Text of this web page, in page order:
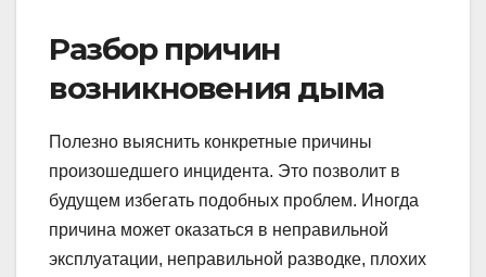
Разбор причин
возникновения дыма
Полезно выяснить конкретные причины
произошедшего инцидента. Это позволит в
будущем избегать подобных проблем. Иногда
причина может оказаться в неправильной
эксплуатации, неправильной разводке, плохих